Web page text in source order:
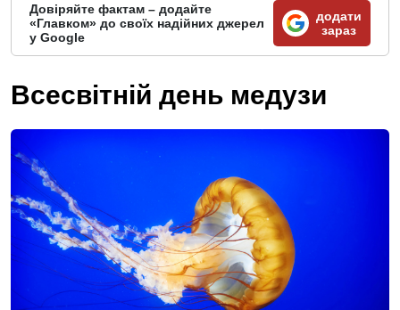
Довіряйте фактам – додайте
«Главком» до своїх надійних джерел
у Google
додати
зараз
Всесвітній день медузи